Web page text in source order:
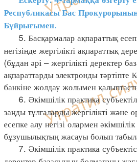
Республикасы Бас
Бұйрығымен.
5. Басқармалар ақпараттық
негізінде жергілікті ақпараттық
(бұдан әрі – жергілікті деректер
ақпараттарды электронды тәртіпте
банкіне жолдау жолымен
6. Әкімшілік практика
заңды тұлғаларды жергілікті және
есепке алу негізі олармен
бұзушылықтың жасауы болып
7. Әкімшілік практика